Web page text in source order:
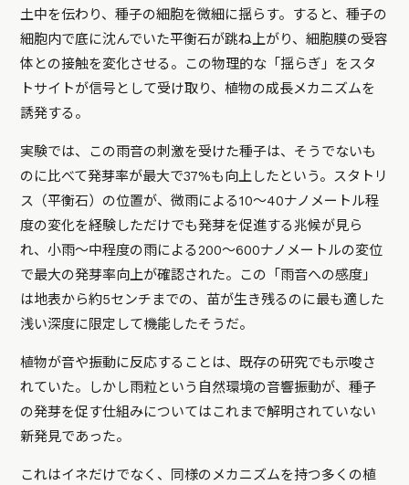
土中を伝わり、種子の細胞を微細に揺らす。すると、種子の
細胞内で底に沈んでいた平衡石が跳ね上がり、細胞膜の受容
体との接触を変化させる。この物理的な「揺らぎ」をスタ
トサイトが信号として受け取り、植物の成長メカニズムを
誘発する。
実験では、この雨音の刺激を受けた種子は、そうでないも
のに比べて発芽率が最大で37%も向上したという。スタトリ
ス（平衡石）の位置が、微雨による10〜40ナノメートル程
度の変化を経験しただけでも発芽を促進する兆候が見ら
れ、小雨〜中程度の雨による200〜600ナノメートルの変位
で最大の発芽率向上が確認された。この「雨音への感度」
は地表から約5センチまでの、苗が生き残るのに最も適した
浅い深度に限定して機能したそうだ。
植物が音や振動に反応することは、既存の研究でも示唆さ
れていた。しかし雨粒という自然環境の音響振動が、種子
の発芽を促す仕組みについてはこれまで解明されていない
新発見であった。
これはイネだけでなく、同様のメカニズムを持つ多くの植